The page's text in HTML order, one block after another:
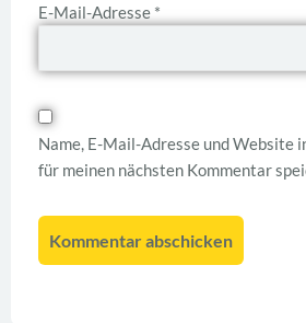
E-Mail-Adresse *
Name, E-Mail-Adresse und Website
für meinen nächsten Kommentar